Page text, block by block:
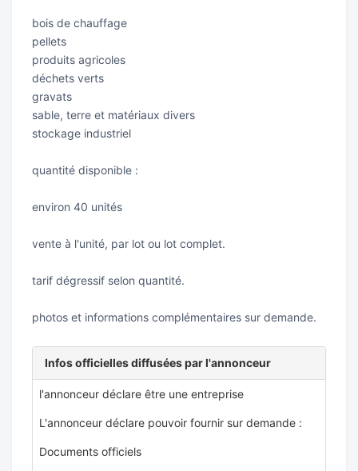
bois de chauffage
pellets
produits agricoles
déchets verts
gravats
sable, terre et matériaux divers
stockage industriel
quantité disponible :
environ 40 unités
vente à l'unité, par lot ou lot complet.
tarif dégressif selon quantité.
photos et informations complémentaires sur demande.
Infos officielles diffusées par l'annonceur
l'annonceur déclare être une entreprise
L'annonceur déclare pouvoir fournir sur demande :
Documents officiels